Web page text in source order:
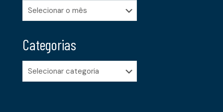
Arquivos
Categorias
Categorias